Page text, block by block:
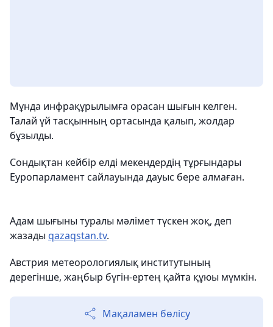
Мұнда инфрақұрылымға орасан шығын келген.
Талай үй тасқынның ортасында қалып, жолдар
бұзылды.
Сондықтан кейбір елді мекендердің тұрғындары
Еуропарламент сайлауында дауыс бере алмаған.
Адам шығыны туралы мәлімет түскен жоқ, деп
жазады qazaqstan.tv.
Австрия метеорологиялық институтының
дерегінше, жаңбыр бүгін-ертең қайта құюы мүмкін.
Мақаламен бөлісу